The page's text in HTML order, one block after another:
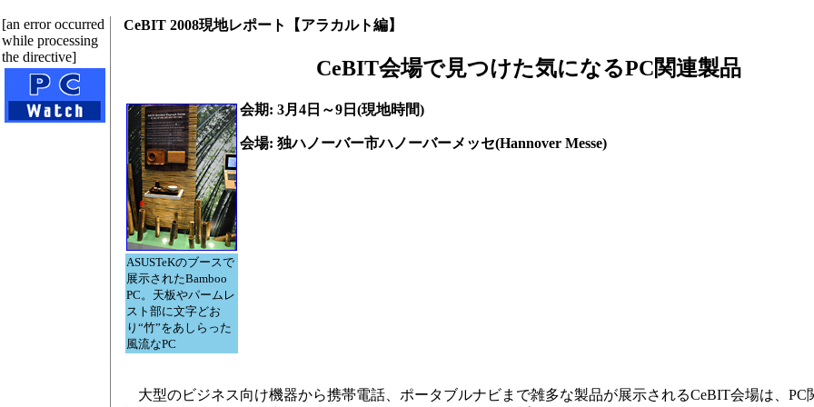
[an error occurred
while processing
the directive]
CeBIT 2008現地レポート【アラカルト編】
CeBIT会場で見つけた気になるPC関連製品
ASUSTeKのブースで
展示されたBamboo
PC。天板やパームレ
スト部に文字どお
り“竹”をあしらった
風流なPC
会期: 3月4日～9日(現地時間)
会場: 独ハノーバー市ハノーバーメッセ(Hannover Messe)
大型のビジネス向け機器から携帯電話、ポータブルナビまで雑多な製品が展示されるCeBIT会場は、PC